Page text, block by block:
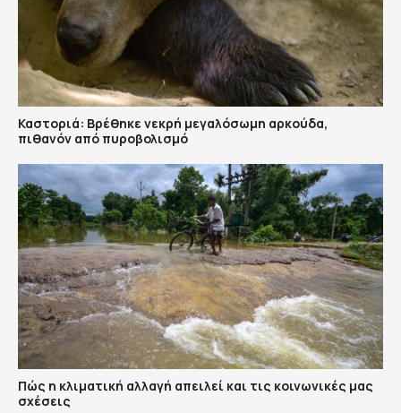
Καστοριά: Βρέθηκε νεκρή μεγαλόσωμη αρκούδα,
πιθανόν από πυροβολισμό
Πώς η κλιματική αλλαγή απειλεί και τις κοινωνικές μας
σχέσεις